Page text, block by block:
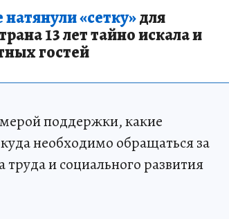
«сетку»для
13 лет тайно искала и
гостей
поддержки, какие
необходимо обращаться за
и социального развития